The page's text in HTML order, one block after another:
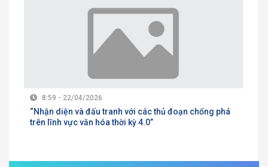
8:59 - 22/04/2026
“Nhận diện và đấu tranh với các thủ đoạn chống phá
trên lĩnh vực văn hóa thời kỳ 4.0”